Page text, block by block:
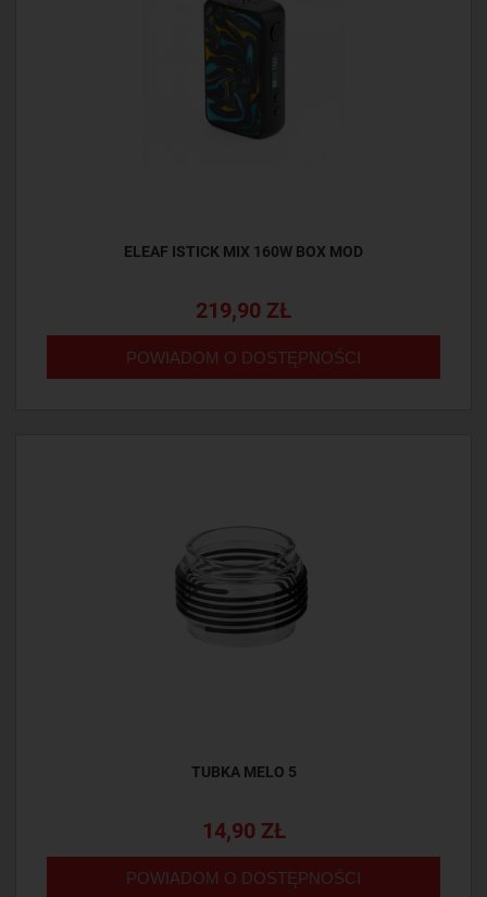
ELEAF ISTICK MIX 160W BOX MOD
219,90 ZŁ
POWIADOM O DOSTĘPNOŚCI
TUBKA MELO 5
14,90 ZŁ
POWIADOM O DOSTĘPNOŚCI